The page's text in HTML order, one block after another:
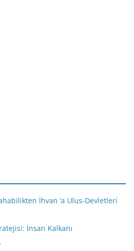
İhvan ‘a Ulus-Devletleri
İnsan Kalkanı